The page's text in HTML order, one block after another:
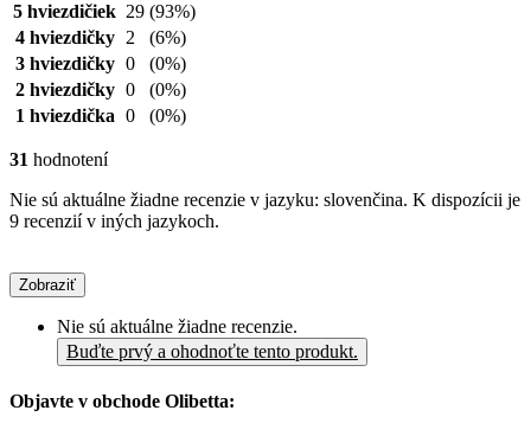
5 hviezdičiek 29 (93%)
4 hviezdičky
2
(6%)
3 hviezdičky 0
(0%)
2 hviezdičky 0
(0%)
1 hviezdička 0 (0%)
31 hodnotení
Nie sú aktuálne žiadne recenzie v jazyku: slovenčina. K dispozícii je
9 recenzií v iných jazykoch.
Zobraziť
Nie sú aktuálne žiadne recenzie.
Buďte prvý a ohodnoťte tento produkt.
Objavte v obchode Olibetta: